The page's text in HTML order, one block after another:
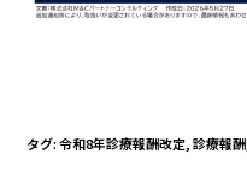
タグ:令和8年診療報酬改定 診療報酬